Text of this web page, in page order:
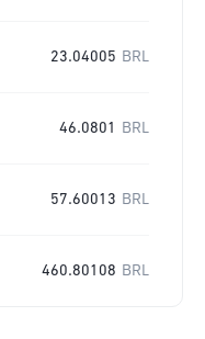
23.04005 BRL
46.0801 BRL
57.60013 BRL
460.80108 BRL